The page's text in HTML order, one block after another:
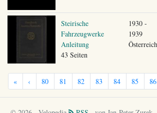
Steirische
Fahrzeugwerke
Anleitung
43 Seiten
1930 -
1939
Österreich
« ‹ 80 81 82 83 84 85 86